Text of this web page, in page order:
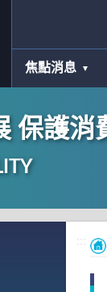
焦點消息
保護消